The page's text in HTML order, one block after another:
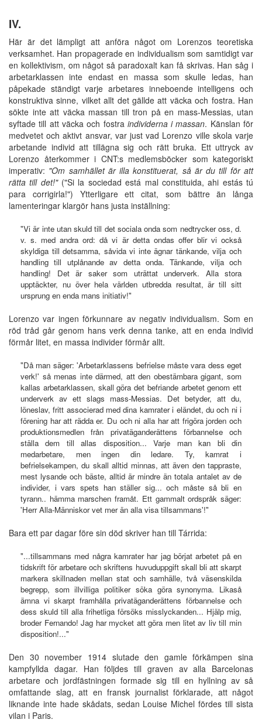
IV.
Här är det lämpligt att anföra något om Lorenzos teoretiska
verksamhet. Han propagerade en individualism som samtidigt var
en kollektivism, om något så paradoxalt kan få skrivas. Han såg i
arbetarklassen inte endast en massa som skulle ledas, han
påpekade ständigt varje arbetares inneboende intelligens och
konstruktiva sinne, vilket allt det gällde att väcka och fostra. Han
sökte inte att väcka massan till tron på en mass-Messias, utan
syftade till att väcka och fostra individerna i massan. Känslan för
medvetet och aktivt ansvar, var just vad Lorenzo ville skola varje
arbetande individ att tillägna sig och rätt bruka. Ett uttryck av
Lorenzo återkommer i CNT:s medlemsböcker som kategoriskt
imperativ: "Om samhället är illa konstituerat, så är du till för att
rätta till det!"("Si la sociedad está mal constituida, ahi estás tú
para corrigirla!") Ytterligare ett citat, som bättre än långa
lamenteringar klargör hans justa inställning:
"Vi är inte utan skuld till det sociala onda som nedtrycker oss, d.
v. s. med andra ord: då vi är detta ondas offer blir vi också
skyldiga till detsamma, såvida vi inte ägnar tänkande, vilja och
handling till utplånande av detta onda. Tänkande, vilja och
handling! Det är saker som uträttat underverk. Alla stora
upptäckter, nu över hela världen utbredda resultat, är till sitt
ursprung en enda mans initiativ!"
Lorenzo var ingen förkunnare av negativ individualism. Som en
röd tråd går genom hans verk denna tanke, att en enda individ
förmår litet, en massa individer förmår allt.
"Då man säger: 'Arbetarklassens befrielse måste vara dess eget
verk!' så menas inte därmed, att den obestämbara gigant, som
kallas arbetarklassen, skall göra det befriande arbetet genom ett
underverk av ett slags mass-Messias. Det betyder, att du,
löneslav, fritt associerad med dina kamrater i eländet, du och ni i
förening har att rädda er. Du och ni alla har att frigöra jorden och
produktionsmedlen från privatäganderättens förbannelse och
ställa dem till allas disposition... Varje man kan bli din
medarbetare, men ingen din ledare. Ty, kamrat i
befrielsekampen, du skall alltid minnas, att även den tappraste,
mest lysande och bäste, alltid är mindre än totala antalet av de
individer, i vars spets han ställer sig... och måste så bli en
tyrann.. hämma marschen framåt. Ett gammalt ordspråk säger:
'Herr Alla-Människor vet mer än alla visa tillsammans'!"
Bara ett par dagar före sin död skriver han till Tárrida:
"...tillsammans med några kamrater har jag börjat arbetet på en
tidskrift för arbetare och skriftens huvuduppgift skall bli att skarpt
markera skillnaden mellan stat och samhälle, två väsenskilda
begrepp, som illvilliga politiker söka göra synonyma. Likaså
ämna vi skarpt framhålla privatäganderättens förbannelse och
dess skuld till alla frihetliga försöks misslyckanden... Hjälp mig,
broder Fernando! Jag har mycket att göra men litet av liv till min
disposition!..."
Den 30 november 1914 slutade den gamle förkämpen sina
kampfyllda dagar. Han följdes till graven av alla Barcelonas
arbetare och jordfästningen formade sig till en hyllning av så
omfattande slag, att en fransk journalist förklarade, att något
liknande inte hade skådats, sedan Louise Michel fördes till sista
vilan i Paris.